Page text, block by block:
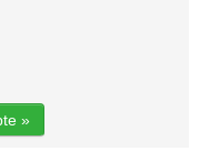
»